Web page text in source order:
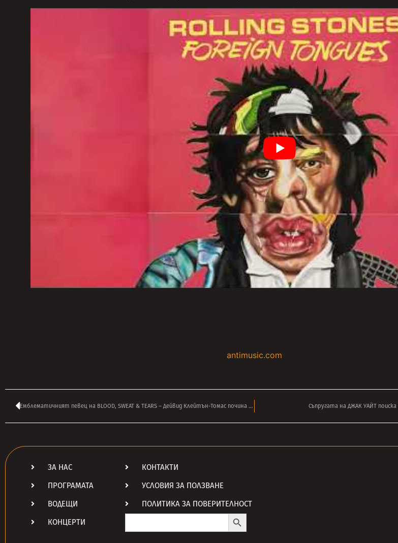
antimusic.com
Емблематичният певец на BLOOD, SWEAT & TEARS – Дейвид Клейтън-Томас почина на 84 Съпругата на ДЖАК УАЙТ
ЗА НАС
ПРОГРАМАТА
ВОДЕЩИ
КОНЦЕРТИ
КОНТАКТИ
УСЛОВИЯ ЗА ПОЛЗВАНЕ
ПОЛИТИКА ЗА ПОВЕРИТЕЛНОСТ
Search
Search Button